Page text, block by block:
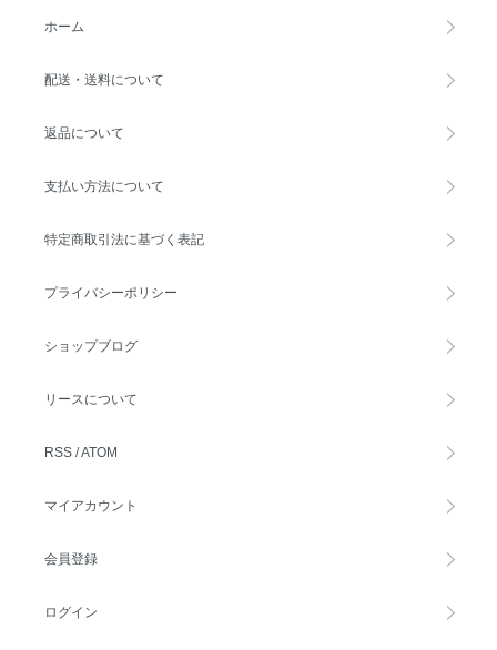
ホーム
配送・送料について
返品について
支払い方法について
特定商取引法に基づく表記
プライバシーポリシー
ショップブログ
リースについて
RSS /ATOM
マイアカウント
会員登録
ログイン